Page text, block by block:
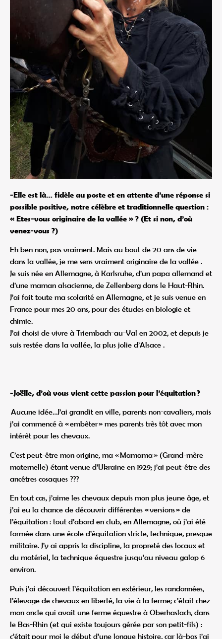
-Elle est là… fidèle au poste et en attente d’une réponse si
possible positive, notre célèbre et traditionnelle question :
« Etes-vous originaire de la vallée » ? (Et si non, d’où
venez-vous ?)
Eh ben non, pas vraiment. Mais au bout de 20 ans de vie
dans la vallée, je me sens vraiment originaire de la vallée .
Je suis née en Allemagne, à Karlsruhe, d’un papa allemand et
d’une maman alsacienne, de Zellenberg dans le Haut-Rhin.
J’ai fait toute ma scolarité en Allemagne, et je suis venue en
France pour mes 20 ans, pour des études en biologie et
chimie.
J’ai choisi de vivre à Triembach-au-Val en 2002, et depuis je
suis restée dans la vallée, la plus jolie d’Alsace .
-Joëlle, d’où vous vient cette passion pour l’équitation ?
Aucune idée…J’ai grandit en ville, parents non-cavaliers, mais
j’ai commencé à « embêter » mes parents très tôt avec mon
intérêt pour les chevaux.
C’est peut-être mon origine, ma « Mamama » (Grand-mère
maternelle) étant venue d’Ukraine en 1929; j’ai peut-être des
ancêtres cosaques ???
En tout cas, j’aime les chevaux depuis mon plus jeune âge, et
j’ai eu la chance de découvrir différentes « versions » de
l’équitation : tout d’abord en club, en Allemagne, où j’ai été
formée dans une école d’équitation stricte, technique, presque
militaire. J’y ai appris la discipline, la propreté des locaux et
du matériel, la technique équestre jusqu’au niveau galop 6
environ.
Puis j’ai découvert l’équitation en extérieur, les randonnées,
l’élevage de chevaux en liberté, la vie à la ferme; c’était chez
mon oncle qui avait une ferme équestre à Oberhaslach, dans
le Bas-Rhin (et qui existe toujours gérée par son petit-fils) :
c’était pour moi le début d’une longue histoire, car là-bas j’ai